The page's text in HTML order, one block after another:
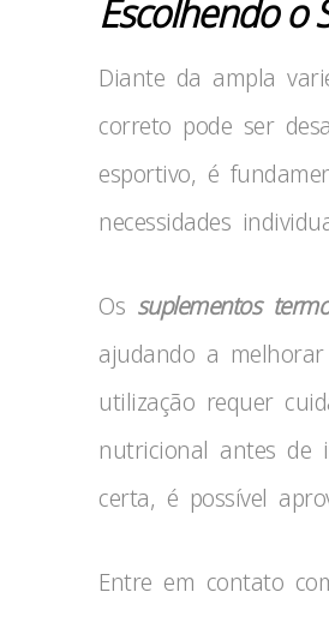
Escolhendo o
Diante da ampla
correto pode ser
esportivo, é
necessidades
Os suplementos
ajudando a
utilização requer
nutricional antes de
certa, é possível
Entre em contato